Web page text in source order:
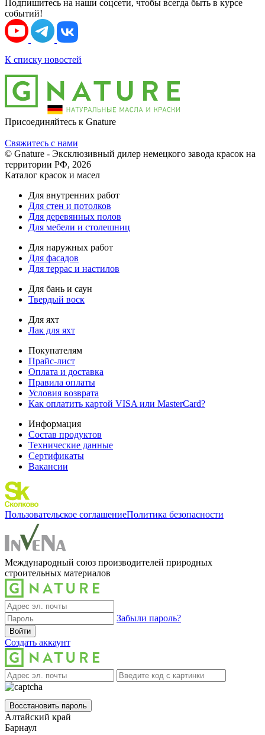
Подпишитесь на наши соцсети, чтобы всегда быть в курсе
событий!
К списку новостей
Присоединяйтесь к Gnature
Свяжитесь с нами
© Gnature - Эксклюзивный дилер немецкого завода красок на
территории РФ, 2026
Каталог красок и масел
Для внутренних работ
Для стен и потолков
Для деревянных полов
Для мебели и столешниц
Для наружных работ
Для фасадов
Для террас и настилов
Для бань и саун
Твердый воск
Для яхт
Лак для яхт
Покупателям
Прайс-лист
Оплата и доставка
Правила оплаты
Условия возврата
Как оплатить картой VISA или MasterCard?
Информация
Состав продуктов
Технические данные
Сертификаты
Вакансии
Пользовательское соглашениеПолитика безопасности
Международный союз производителей природных
строительных материалов
Забыли пароль?
Войти
Создать аккаунт
Восстановить пароль
Алтайский край
Барнаул